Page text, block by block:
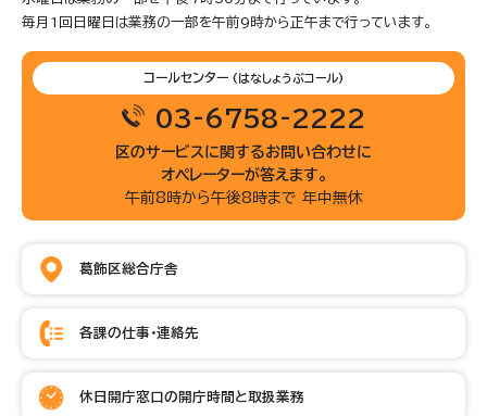
毎月1回日曜日は業務の一部を午前9時から正午まで行っています。
コールセンター (はなしょうぶコール)
03-6758-2222
区のサービスに関するお問い合わせに
オペレーターが答えます。
午前8時から午後8時まで 年中無休
葛飾区総合庁舎
各課の仕事・連絡先
休日開庁窓口の開庁時間と取扱業務